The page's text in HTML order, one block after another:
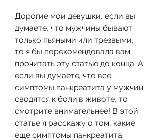
Дорогие мои девушки, если вы
думаете, что мужчины бывают
только пьяными или трезвыми,
то я бы порекомендовала вам
прочитать эту статью до конца. А
если вы думаете, что все
симптомы панкреатита у мужчин
сводятся к боли в животе, то
смотрите внимательнее! В этой
статье я расскажу о том, какие
еще симптомы панкреатита